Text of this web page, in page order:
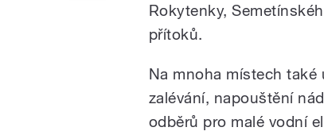
Rokytenky,
přítoků.
Na mnoha místech
zalévání, napouštění
odběrů pro malé vodní